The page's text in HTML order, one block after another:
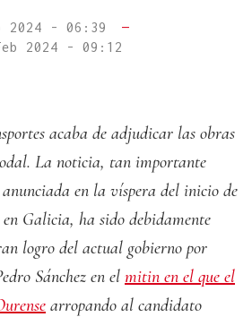
2024 - 06:39
—
2024 - 09:12
acaba de adjudicar las obras
La noticia, tan importante
en la víspera del inicio de
Galicia, ha sido debidamente
logro del actual gobierno por
Sánchez en el mitin en el que el
arropando al candidato